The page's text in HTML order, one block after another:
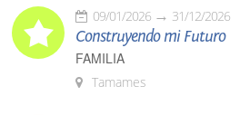
09/01/2026 31/12/2026
Construyendo mi Futuro
FAMILIA
Tamames